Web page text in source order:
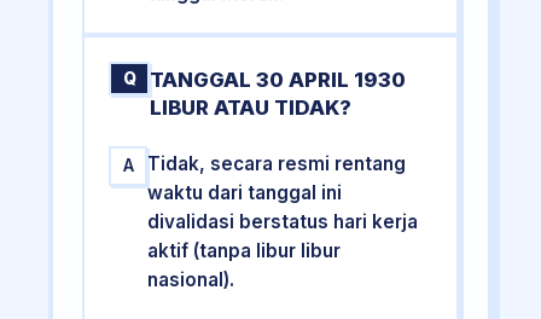
Q
TANGGAL 30 APRIL 1930
LIBUR ATAU TIDAK?
A
Tidak, secara resmi rentang
waktu dari tanggal ini
divalidasi berstatus hari kerja
aktif (tanpa libur libur
nasional).